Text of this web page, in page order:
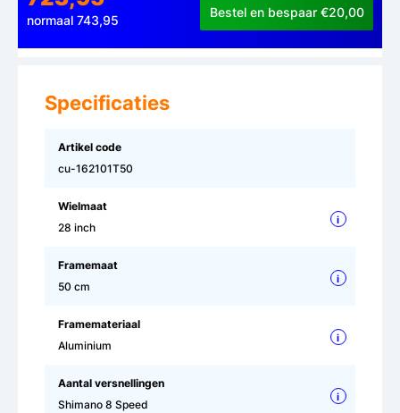
normaal 743,95
Bestel en bespaar €20,00
Specificaties
Artikel code
cu-162101T50
Wielmaat
28 inch
i
Framemaat
50 cm
i
Framemateriaal
Aluminium
i
Aantal versnellingen
Shimano 8 Speed
i